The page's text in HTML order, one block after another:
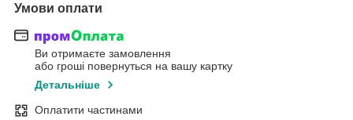
Умови оплати
Ви отримаєте замовлення
або гроші повернуться на вашу картку
Детальніше
Оплатити частинами